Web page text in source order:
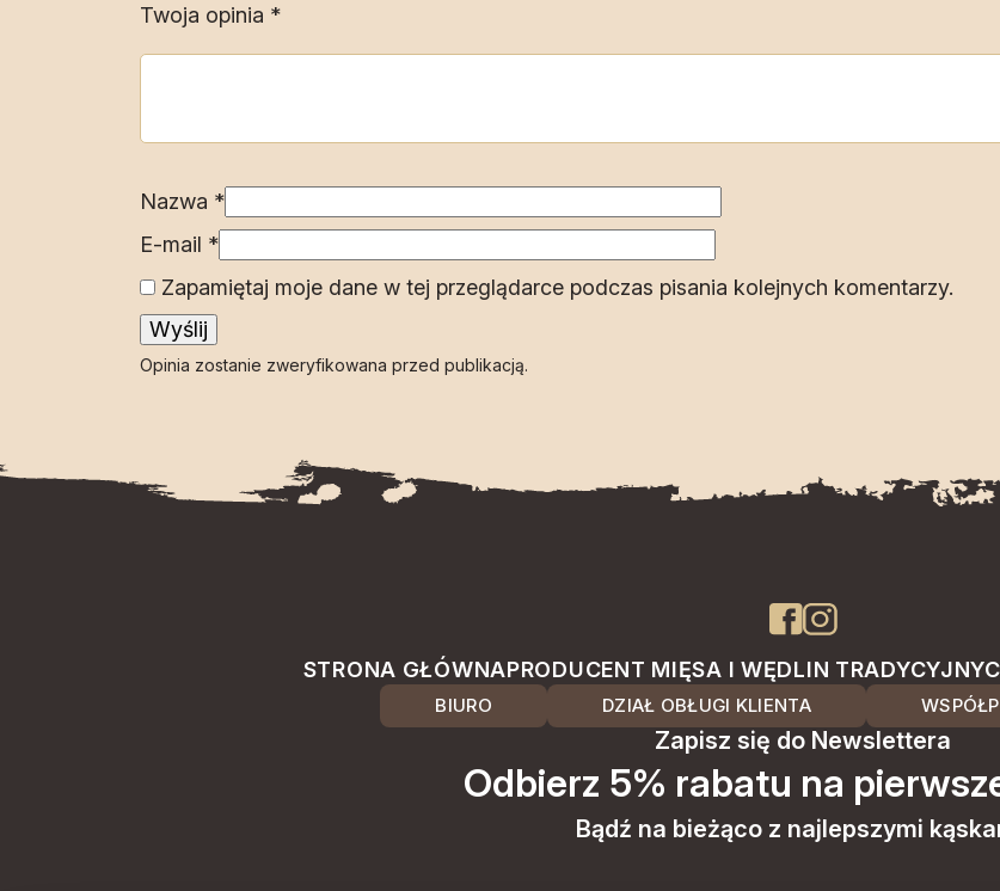
Twoja opinia *
Nazwa *
E-mail *
Zapamiętaj moje dane w tej przeglądarce podczas pisania kolejnych komentarzy.
Opinia zostanie zweryfikowana przed publikacją.
STRONA GŁÓWNAPRODUCENT MIĘSA I WĘDLIN
BIURO DZIAŁ OBŁUGI KLIENTA
Zapisz się do Newslettera
Odbierz 5% rabatu na
Bądź na bieżąco z najlepszymi